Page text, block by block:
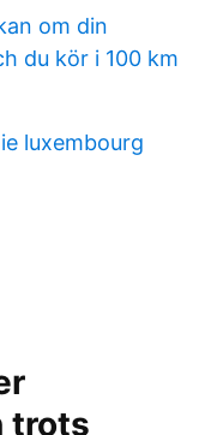
om din
du kör i 100 km
luxembourg
trots